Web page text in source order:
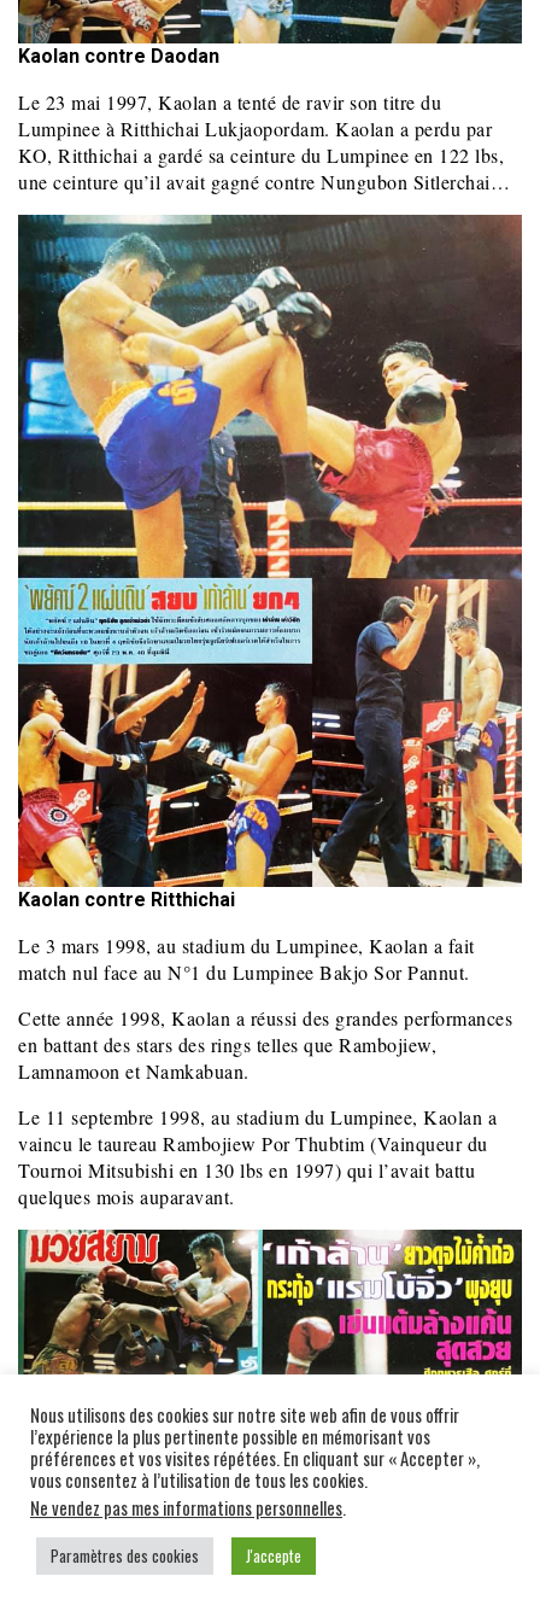
Kaolan contre Daodan
Le 23 mai 1997, Kaolan a tenté de ravir son titre du
Lumpinee à Ritthichai Lukjaopordam. Kaolan a perdu par
KO, Ritthichai a gardé sa ceinture du Lumpinee en 122 lbs,
une ceinture qu’il avait gagné contre Nungubon Sitlerchai…
Kaolan contre Ritthichai
Le 3 mars 1998, au stadium du Lumpinee, Kaolan a fait
match nul face au N°1 du Lumpinee Bakjo Sor Pannut.
Cette année 1998, Kaolan a réussi des grandes performances
en battant des stars des rings telles que Rambojiew,
Lamnamoon et Namkabuan.
Le 11 septembre 1998, au stadium du Lumpinee, Kaolan a
vaincu le taureau Rambojiew Por Thubtim (Vainqueur du
Tournoi Mitsubishi en 130 lbs en 1997) qui l’avait battu
quelques mois auparavant.
Nous utilisons des cookies sur notre site web afin de vous offrir
l’expérience la plus pertinente possible en mémorisant vos
préférences et vos visites répétées. En cliquant sur « Accepter »,
vous consentez à l’utilisation de tous les cookies.
Ne vendez pas mes informations personnelles.
Paramètres des cookies J'accepte